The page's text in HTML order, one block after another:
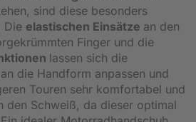
sind diese besonders
Die elastischen Einsätze an den
Finger und die
lassen sich die
die Handform anpassen und
Touren sehr komfortabel und
den Schweiß, da dieser optimal